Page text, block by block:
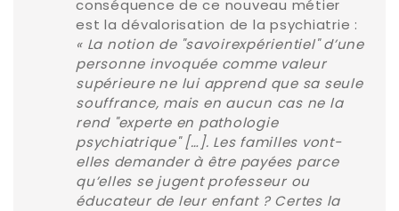
conséquence de ce nouveau métier
est la dévalorisation de la psychiatrie :
« La notion de "savoirexpérientiel" d’une
personne invoquée comme valeur
supérieure ne lui apprend que sa seule
souffrance, mais en aucun cas ne la
rend "experte en pathologie
psychiatrique" […]. Les familles vont-
elles demander à être payées parce
qu’elles se jugent professeur ou
éducateur de leur enfant ? Certes la